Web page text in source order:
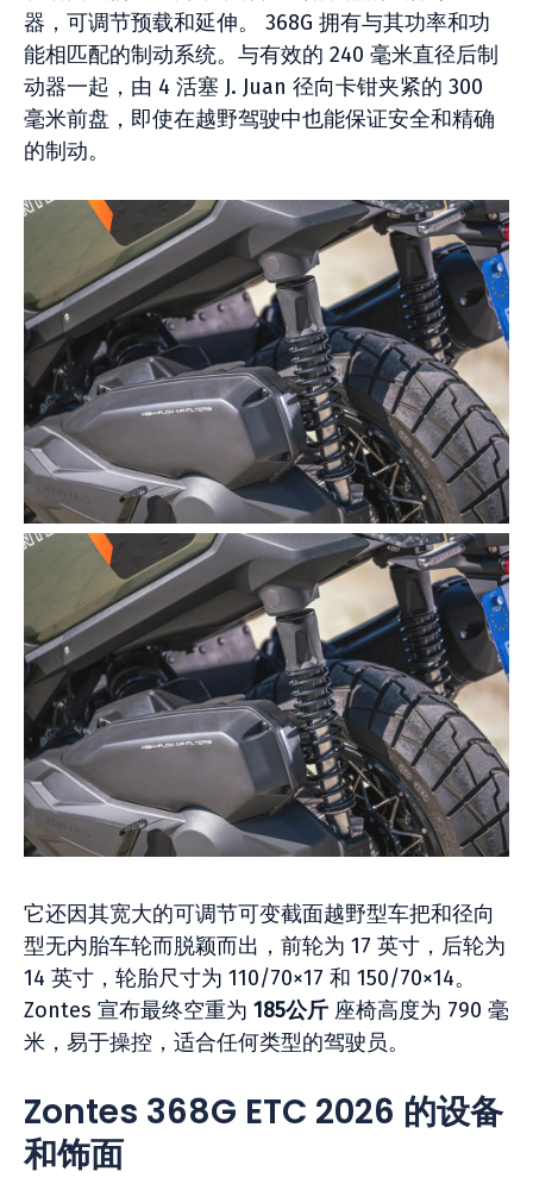
器，可调节预载和延伸。 368G 拥有与其功率和功
能相匹配的制动系统。与有效的 240 毫米直径后制
动器一起，由 4 活塞 J. Juan 径向卡钳夹紧的 300
毫米前盘，即使在越野驾驶中也能保证安全和精确
的制动。
它还因其宽大的可调节可变截面越野型车把和径向
型无内胎车轮而脱颖而出，前轮为 17 英寸，后轮为
14 英寸，轮胎尺寸为 110/70×17 和 150/70×14。
Zontes 宣布最终空重为 185公斤 座椅高度为 790 毫
米，易于操控，适合任何类型的驾驶员。
Zontes 368G ETC 2026 的设备
和饰面